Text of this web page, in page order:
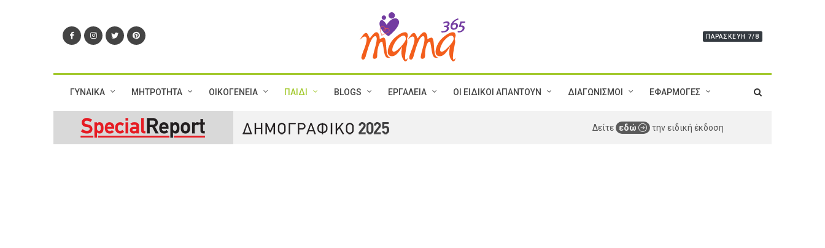
ΠΑΡΑΣΚΕΥΉ 7/8
ΓΥΝΑΙΚΑ ΜΗΤΡΟΤΗΤΑ ΟΙΚΟΓΕΝΕΙΑ ΠΑΙΔΙ BLOGS ΕΡΓΑΛΕΙΑ ΟΙ ΕΙΔΙΚΟΙ ΑΠΑΝΤΟΥΝ ΔΙΑΓΩΝΙΣΜΟΙ ΕΦΑΡΜΟΓΕΣ
Δείτε εδώ την ειδική έκδοση